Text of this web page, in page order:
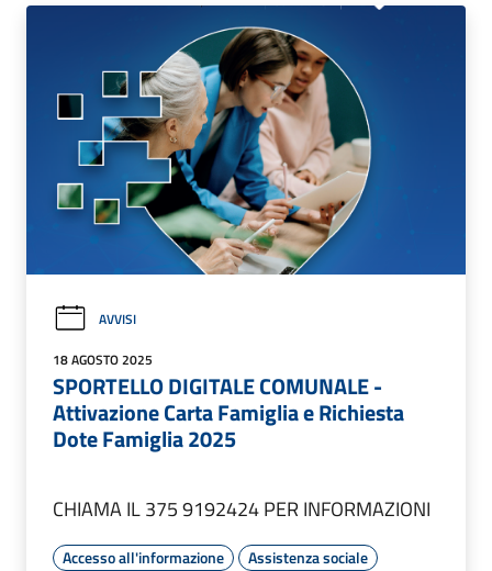
AVVISI
18 AGOSTO 2025
SPORTELLO DIGITALE COMUNALE -
Attivazione Carta Famiglia e Richiesta
Dote Famiglia 2025
CHIAMA IL 375 9192424 PER INFORMAZIONI
Accesso all'informazione Assistenza sociale